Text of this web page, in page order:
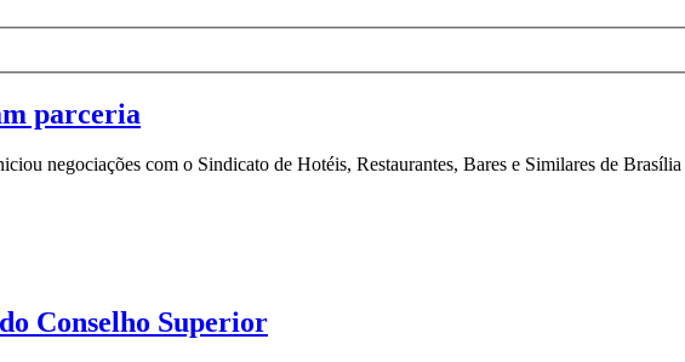
parceria
negociações com o Sindicato de Hotéis, Restaurantes, Bares e Similares de
Conselho Superior